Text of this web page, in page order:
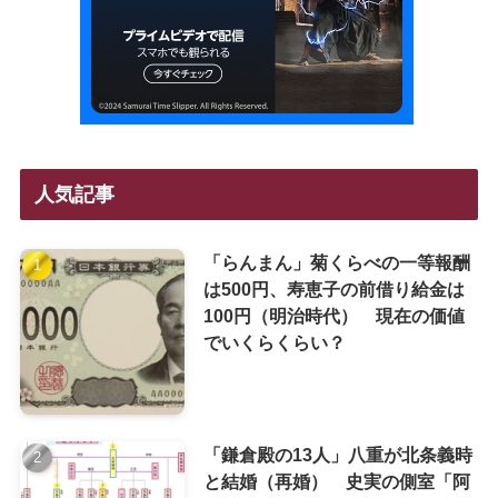
人気記事
「らんまん」菊くらべの一等報酬
は500円、寿恵子の前借り給金は
100円（明治時代） 現在の価値
でいくらくらい？
「鎌倉殿の13人」八重が北条義時
と結婚（再婚） 史実の側室「阿